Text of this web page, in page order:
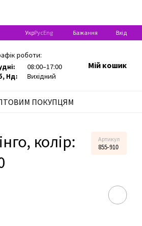
УкрРусEng Бажання Вхід
роботи:
08:00–17:00
Нд:
Вихідний
Мій кошик
ПОКУПЦЯМ
колір:
Артикул
855-910